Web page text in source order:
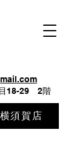
目18-29 2階
横須賀店